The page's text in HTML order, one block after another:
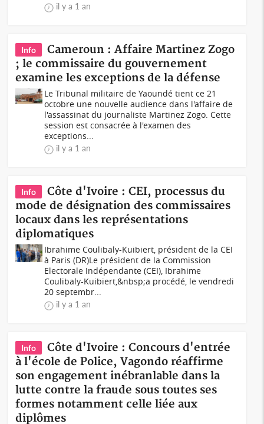
il y a 1 an
Info
Cameroun : Affaire Martinez Zogo
; le commissaire du gouvernement
examine les exceptions de la défense
Le Tribunal militaire de Yaoundé tient ce 21
octobre une nouvelle audience dans l'affaire de
l'assassinat du journaliste Martinez Zogo. Cette
session est consacrée à l'examen des
exceptions...
il y a 1 an
Info
Côte d'Ivoire : CEI, processus du
mode de désignation des commissaires
locaux dans les représentations
diplomatiques
Ibrahime Coulibaly-Kuibiert, président de la CEI
à Paris (DR)Le président de la Commission
Electorale Indépendante (CEI), Ibrahime
Coulibaly-Kuibiert,&nbsp;a procédé, le vendredi
20 septembr...
il y a 1 an
Info
Côte d'Ivoire : Concours d'entrée
à l'école de Police, Vagondo réaffirme
son engagement inébranlable dans la
lutte contre la fraude sous toutes ses
formes notamment celle liée aux
diplômes